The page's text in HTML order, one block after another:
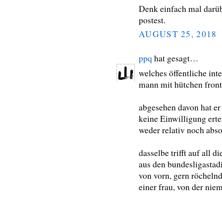
Denk einfach mal
postest.
AUGUST 25, 2018
ppq hat gesagt…
welches öffentliche
mann mit hütchen
abgesehen davon hat
keine Einwilligung
weder relativ noch
dasselbe trifft auf all
aus den
von vorn, gern
einer frau, von der